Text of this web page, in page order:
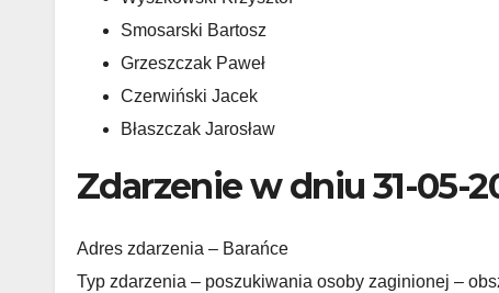
Smosarski Bartosz
Grzeszczak Paweł
Czerwiński Jacek
Błaszczak Jarosław
Zdarzenie w dniu 31-05-
Adres zdarzenia – Barańce
Typ zdarzenia – poszukiwania osoby zaginionej –